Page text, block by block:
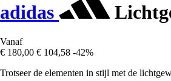
adidas
Vanaf
€ 180,00 € 104,58 -42%
Trotseer de elementen in stijl met de